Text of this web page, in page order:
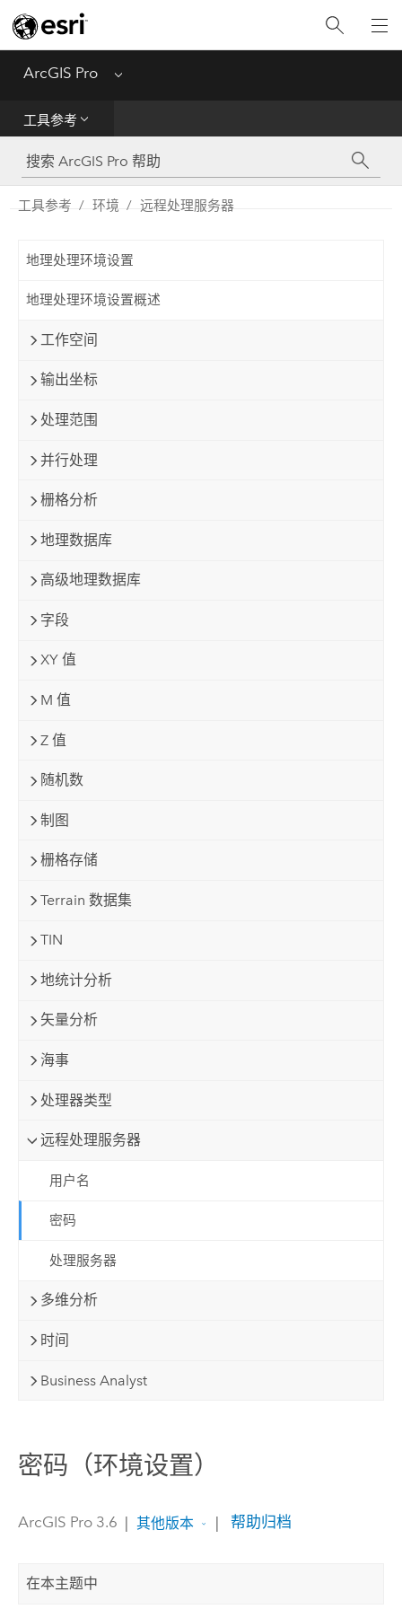
ArcGIS Pro Menu
工具参考
工具参考
Python
工具参考 环境 远程处理服务器
地理处理环境设置
地理处理环境设置概述
工作空间
输出坐标
处理范围
并行处理
栅格分析
地理数据库
高级地理数据库
字段
XY 值
M 值
Z 值
随机数
制图
栅格存储
Terrain 数据集
TIN
地统计分析
矢量分析
海事
处理器类型
远程处理服务器
用户名
密码
处理服务器
多维分析
时间
Business Analyst
密码（环境设置）
ArcGIS Pro 3.6 | 其他版本 | 帮助归档
在本主题中